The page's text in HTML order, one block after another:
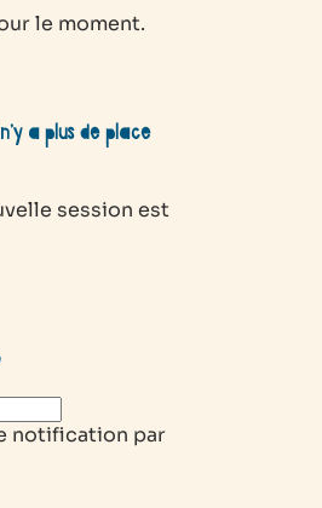
le moment.
a plus de place
session est
notification par